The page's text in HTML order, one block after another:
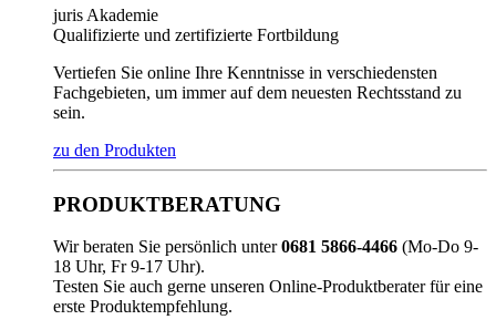
juris Akademie
Qualifizierte und zertifizierte Fortbildung
Vertiefen Sie online Ihre Kenntnisse in verschiedensten
Fachgebieten, um immer auf dem neuesten Rechtsstand zu
sein.
zu den Produkten
PRODUKTBERATUNG
Wir beraten Sie persönlich unter0681 5866-4466 (Mo-Do 9-
18 Uhr, Fr 9-17 Uhr).
Testen Sie auch gerne unseren Online-Produktberater für eine
erste Produktempfehlung.